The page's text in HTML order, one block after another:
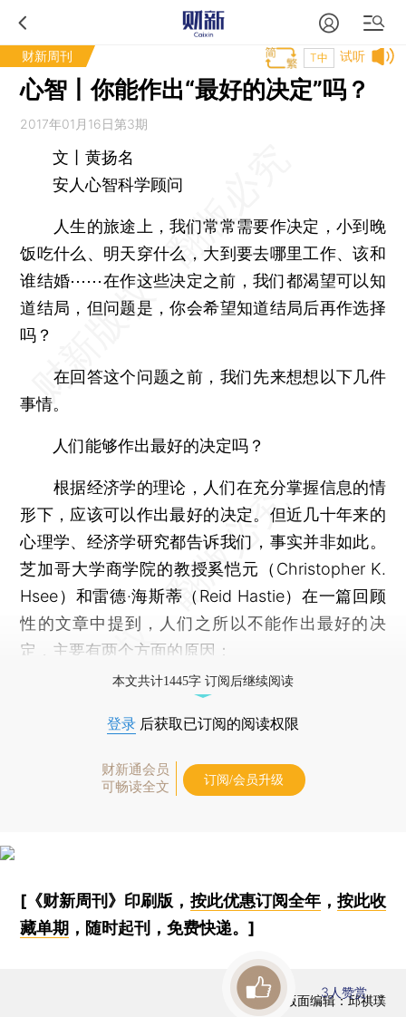
财新周刊 试听
T中
心智丨你能作出“最好的决定”吗？
2017年01月16日第3期
文丨黄扬名
安人心智科学顾问
人生的旅途上，我们常常需要作决定，小到晚
饭吃什么、明天穿什么，大到要去哪里工作、该和
谁结婚⋯⋯在作这些决定之前，我们都渴望可以知
道结局，但问题是，你会希望知道结局后再作选择
吗？
在回答这个问题之前，我们先来想想以下几件
事情。
人们能够作出最好的决定吗？
根据经济学的理论，人们在充分掌握信息的情
形下，应该可以作出最好的决定。但近几十年来的
心理学、经济学研究都告诉我们，事实并非如此。
芝加哥大学商学院的教授奚恺元（Christopher K.
Hsee）和雷德·海斯蒂（Reid Hastie）在一篇回顾
性的文章中提到，人们之所以不能作出最好的决
定，主要有两个方面的原因：
本文共计1445字 订阅后继续阅读
登录 后获取已订阅的阅读权限
财新通会员
可畅读全文
订阅/会员升级
[《财新周刊》印刷版， 按此优惠订阅全年， 按此收
藏单期 ，随时起刊，免费快递。]
版面编辑：邱祺璞
3人赞赏